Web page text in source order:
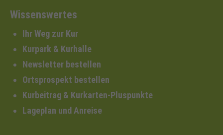
Wissenswertes
Ihr Weg zur Kur
Kurpark & Kurhalle
Newsletter bestellen
Ortsprospekt bestellen
Kurbeitrag & Kurkarten-Pluspunkte
Lageplan und Anreise